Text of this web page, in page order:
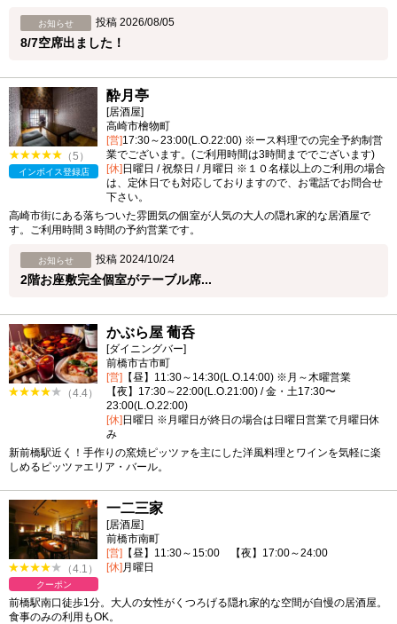
お知らせ 投稿 2026/08/05
8/7空席出ました！
（5）
インボイス登録店
酔月亭
[居酒屋]
高崎市檜物町
[営]17:30～23:00(L.O.22:00) ※ース料理での完全予約制営
業でございます。(ご利用時間は3時間まででございます)
[休]日曜日 / 祝祭日 / 月曜日 ※１０名様以上のご利用の場合
は、定休日でも対応しておりますので、お電話でお問合せ
下さい。
高崎市街にある落ちついた雰囲気の個室が人気の大人の隠れ家的な居酒屋で
す。ご利用時間３時間の予約営業です。
お知らせ 投稿 2024/10/24
2階お座敷完全個室がテーブル席...
（4.4）
かぶら屋 葡呑
[ダイニングバー]
前橋市古市町
[営] 【昼】11:30～14:30(L.O.14:00) ※月～木曜営業
【夜】17:30～22:00(L.O.21:00) / 金・土17:30〜
23:00(L.O.22:00)
[休]日曜日 ※月曜日が終日の場合は日曜日営業で月曜日休
み
新前橋駅近く！手作りの窯焼ピッツァを主にした洋風料理とワインを気軽に楽
しめるピッツァエリア・バール。
（4.1）
クーポン
一二三家
[居酒屋]
前橋市南町
[営] 【昼】11:30～15:00 【夜】17:00～24:00
[休] 月曜日
前橋駅南口徒歩1分。大人の女性がくつろげる隠れ家的な空間が自慢の居酒屋。
食事のみの利用もOK。